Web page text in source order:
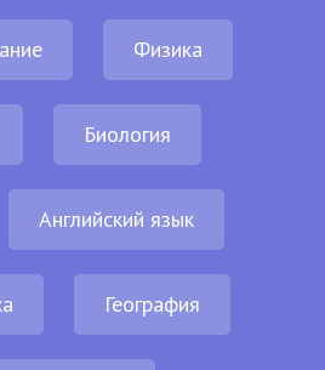
Физика
Биология
Английский язык
География